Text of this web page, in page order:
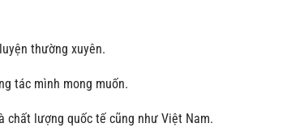
thường xuyên.
tác mình mong muốn.
chất lượng quốc tế cũng như Việt Nam.